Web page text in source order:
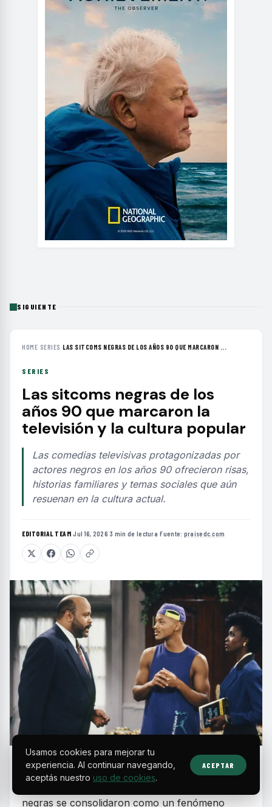
SIGUIENTE
HOME› SERIES ›LAS SITCOMS NEGRAS DE LOS AÑOS 90 QUE MARCARON ...
SERIES
Las sitcoms negras de los
años 90 que marcaron la
televisión y la cultura popular
Las comedias televisivas protagonizadas por
actores negros en los años 90 ofrecieron risas,
historias familiares y temas sociales que aún
resuenan en la cultura actual.
EDITORIAL TEAM·Jul 16, 2026·3 min de lectura·Fuente: praisedc.com
E n la década de los 90, las sitcoms
protagonizadas por actores y comunidades
negras se consolidaron como un fenómeno
Usamos cookies para mejorar tu
experiencia. Al continuar navegando,
aceptás nuestro uso de cookies.
ACEPTAR